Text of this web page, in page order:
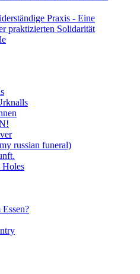
Praxis - Eine
praktizierten Solidarität
russian funeral)